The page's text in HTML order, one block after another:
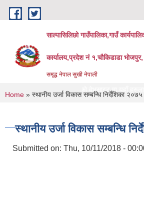
Skip to main content
साल्पासिलिछो गाउँपालिका,गाउँ
कार्यालय,प्रदेश नं १,चौकिडाडा
समृद्ध नेपाल सुखी नेपाली
गाउँपालिका को वेभसाइट मा यहाँ हरुलाई हार्दिक
You are here
Home » स्थानीय उर्जा विकास सम्बन्धि निर्देशिका २०७५
स्थानीय उर्जा विकास सम्बन्धि
Submitted on: Thu, 10/11/2018 -